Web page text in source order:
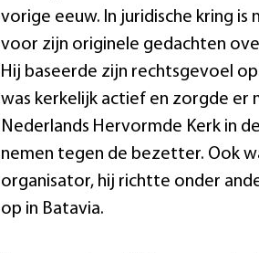
vorige eeuw. In juridische kring is
voor zijn originele gedachten
Hij baseerde zijn rechtsgevoel
was kerkelijk actief en zorgde er
Nederlands Hervormde Kerk in
nemen tegen de bezetter. Ook
organisator, hij richtte onder
op in Batavia.